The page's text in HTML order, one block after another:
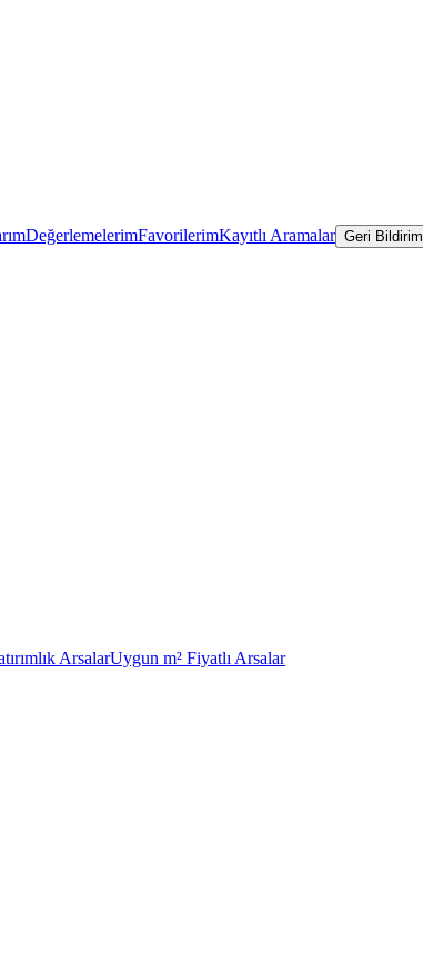
DeğerlemelerimFavorilerimKayıtlı Aramalar Geri Bildirim
ArsalarUygun m² Fiyatlı Arsalar